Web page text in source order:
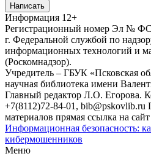
Написать
Информация 12+
Регистрационный номер Эл №
г. Федеральной службой по
информационных технологий и
(Роскомнадзор).
Учредитель – ГБУК «Псковская
научная библиотека имени
Главный редактор Л.О. Егорова.
+7(8112)72-84-01, bib@pskovlib.ru
материалов прямая ссылка на
Информационная безопасность:
кибермошенников
Меню